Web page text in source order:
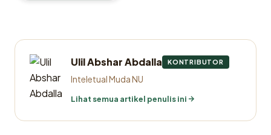
Ulil Abshar Abdalla KONTRIBUTOR
Inteletual Muda NU
Lihat semua artikel penulis ini